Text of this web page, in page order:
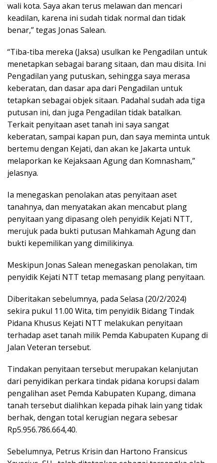
wali kota. Saya akan terus melawan dan mencari
keadilan, karena ini sudah tidak normal dan tidak
benar,” tegas Jonas Salean.
“Tiba-tiba mereka (Jaksa) usulkan ke Pengadilan untuk
menetapkan sebagai barang sitaan, dan mau disita. Ini
Pengadilan yang putuskan, sehingga saya merasa
keberatan, dan dasar apa dari Pengadilan untuk
tetapkan sebagai objek sitaan. Padahal sudah ada tiga
putusan ini, dan juga Pengadilan tidak batalkan.
Terkait penyitaan aset tanah ini saya sangat
keberatan, sampai kapan pun, dan saya meminta untuk
bertemu dengan Kejati, dan akan ke Jakarta untuk
melaporkan ke Kejaksaan Agung dan Komnasham,”
jelasnya.
Ia menegaskan penolakan atas penyitaan aset
tanahnya, dan menyatakan akan mencabut plang
penyitaan yang dipasang oleh penyidik Kejati NTT,
merujuk pada bukti putusan Mahkamah Agung dan
bukti kepemilikan yang dimilikinya.
Meskipun Jonas Salean menegaskan penolakan, tim
penyidik Kejati NTT tetap memasang plang penyitaan.
Diberitakan sebelumnya, pada Selasa (20/2/2024)
sekira pukul 11.00 Wita, tim penyidik Bidang Tindak
Pidana Khusus Kejati NTT melakukan penyitaan
terhadap aset tanah milik Pemda Kabupaten Kupang di
Jalan Veteran tersebut.
Tindakan penyitaan tersebut merupakan kelanjutan
dari penyidikan perkara tindak pidana korupsi dalam
pengalihan aset Pemda Kabupaten Kupang, dimana
tanah tersebut dialihkan kepada pihak lain yang tidak
berhak, dengan total kerugian negara sebesar
Rp5.956.786.664,40.
Sebelumnya, Petrus Krisin dan Hartono Fransicus